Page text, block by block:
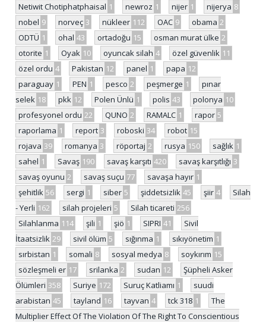
Netiwit Chotiphatphaisal 1 newroz 1 nijer 1 nijerya 8
nobel 9 norveç 3 nükleer 112 OAC 9 obama 2
ODTÜ 1 ohal 43 ortadoğu 15 osman murat ülke 2
otorite 1 Oyak 10 oyuncak silah 4 özel güvenlik 11
özel ordu 4 Pakistan 12 panel 1 papa 12
paraguay 1 PEN 1 pesco 2 peşmerge 1
pınar
selek 18 pkk 12 Polen Ünlü 1 polis 43 polonya 10
profesyonel ordu 22 QUNO 2 RAMALC 1 rapor 5
raporlama 1 report 3 roboski 34 robot 15
rojava 39 romanya 3 röportaj 2 rusya 150 sağlık 1
sahel 1 Savaş 190 savaş karşıtı 420 savaş karşıtlığı 3
savaş oyunu 2 savaş suçu 77 savaşa hayır 1
şehitlik 56 sergi 1 siber 5 şiddetsizlik 45 şiir 4
Silah
- Yerli 162 silah projeleri 5 Silah ticareti 256
Silahlanma 114 şili 1 şiö 1 SIPRI 41
Sivil
İtaatsizlik 29 sivil ölüm 5 sığınma 1 sıkıyönetim 1
sırbistan 1 somali 8 sosyal medya 8 soykırım 15
sözleşmeli er 17 srilanka 2 sudan 12
Şüpheli Asker
Ölümleri 358 Suriye 172 Suruç Katliamı 1
suudi
arabistan 45 tayland 16 tayvan 4 tck 318 1
The
Multiplier Effect Of The Violation Of The Right To Conscientious